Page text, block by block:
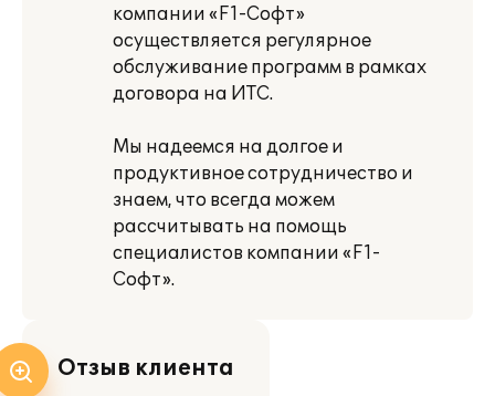
компании «F1-Cофт»
осуществляется регулярное
обслуживание программ в рамках
договора на ИТС.
Мы надеемся на долгое и
продуктивное сотрудничество и
знаем, что всегда можем
рассчитывать на помощь
специалистов компании «F1-
Софт».
Отзыв клиента